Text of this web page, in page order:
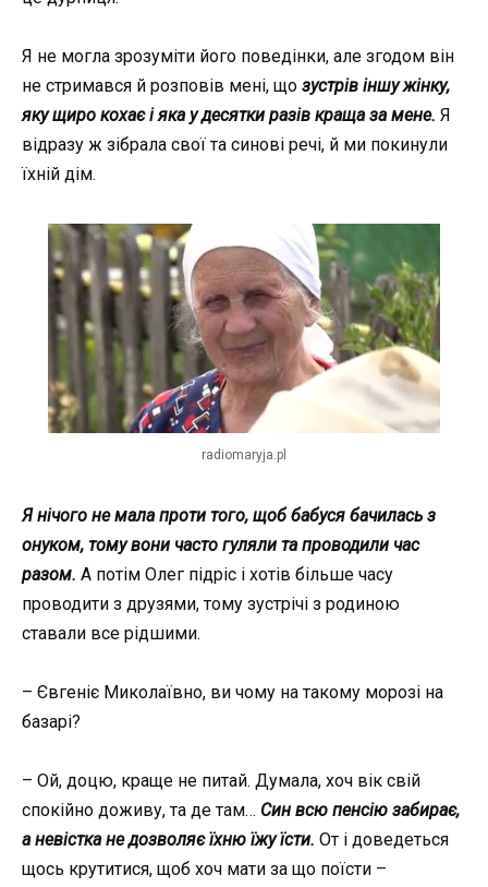
Я не могла зрозуміти його поведінки, але згодом він
не стримався й розповів мені, що зустрів іншу жінку,
яку щиро кохає і яка у десятки разів краща за мене. Я
відразу ж зібрала свої та синові речі, й ми покинули
їхній дім.
radiomaryja.pl
Я нічого не мала проти того, щоб бабуся бачилась з
онуком, тому вони часто гуляли та проводили час
разом. А потім Олег підріс і хотів більше часу
проводити з друзями, тому зустрічі з родиною
ставали все рідшими.
– Євгеніє Миколаївно, ви чому на такому морозі на
базарі?
– Ой, доцю, краще не питай. Думала, хоч вік свій
спокійно доживу, та де там… Син всю пенсію забирає,
а невістка не дозволяє їхню їжу їсти. От і доведеться
щось крутитися, щоб хоч мати за що поїсти –